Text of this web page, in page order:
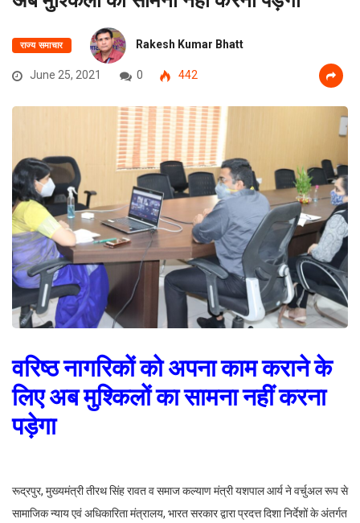
राज्य समाचार Rakesh Kumar Bhatt
June 25, 2021 0 442
वरिष्ठ नागरिकों को अपना काम कराने के
लिए अब मुश्किलों का सामना नहीं करना
पड़ेगा
रूद्रपुर, मुख्यमंत्री तीरथ सिंह रावत व समाज कल्याण मंत्री यशपाल आर्य ने वर्चुअल रूप से
सामाजिक न्याय एवं अधिकारिता मंत्रालय, भारत सरकार द्वारा प्रदत्त दिशा निर्देशों के अंतर्गत